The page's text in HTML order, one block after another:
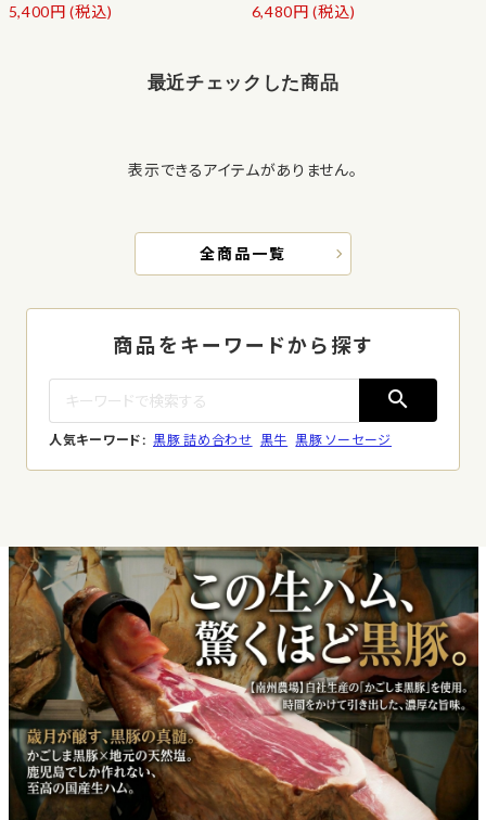
5,400円(税込)
6,480円(税込)
最近チェックした商品
表示できるアイテムがありません。
全商品一覧
商品をキーワードから探す
search
人気キーワード: 黒豚 詰め合わせ 黒牛 黒豚 ソーセージ